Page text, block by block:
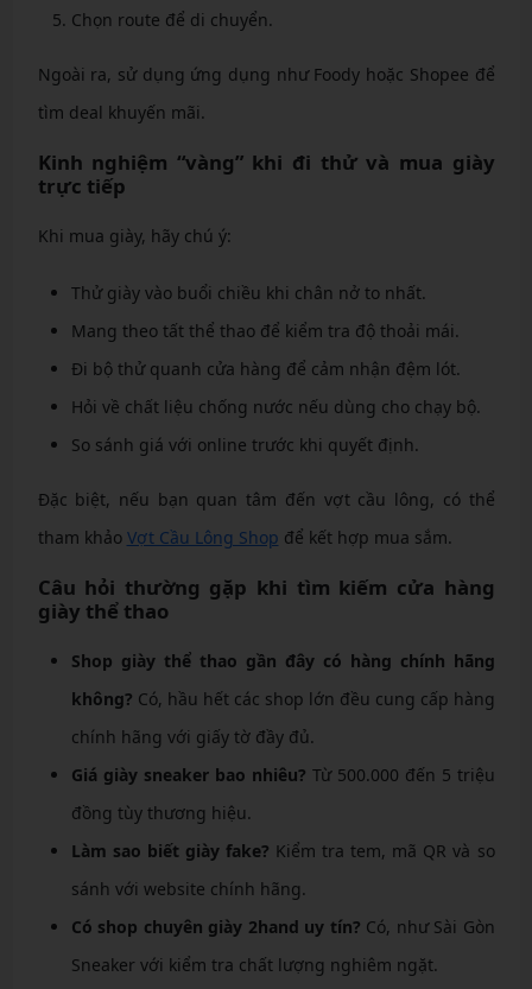
Chọn route để di chuyển.
Ngoài ra, sử dụng ứng dụng như Foody hoặc Shopee để
tìm deal khuyến mãi.
Kinh nghiệm “vàng” khi đi thử và mua giày
trực tiếp
Khi mua giày, hãy chú ý:
Thử giày vào buổi chiều khi chân nở to nhất.
Mang theo tất thể thao để kiểm tra độ thoải mái.
Đi bộ thử quanh cửa hàng để cảm nhận đệm lót.
Hỏi về chất liệu chống nước nếu dùng cho chạy bộ.
So sánh giá với online trước khi quyết định.
Đặc biệt, nếu bạn quan tâm đến vợt cầu lông, có thể
tham khảo Vợt Cầu Lông Shop để kết hợp mua sắm.
Câu hỏi thường gặp khi tìm kiếm cửa hàng
giày thể thao
Shop giày thể thao gần đây có hàng chính hãng
không? Có, hầu hết các shop lớn đều cung cấp hàng
chính hãng với giấy tờ đầy đủ.
Giá giày sneaker bao nhiêu? Từ 500.000 đến 5 triệu
đồng tùy thương hiệu.
Làm sao biết giày fake? Kiểm tra tem, mã QR và so
sánh với website chính hãng.
Có shop chuyên giày 2hand uy tín? Có, như Sài Gòn
Sneaker với kiểm tra chất lượng nghiêm ngặt.